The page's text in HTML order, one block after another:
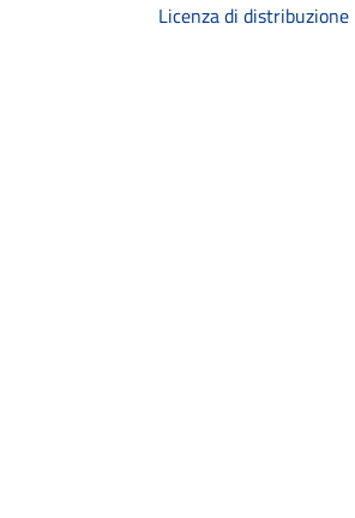
Licenza di distribuzione